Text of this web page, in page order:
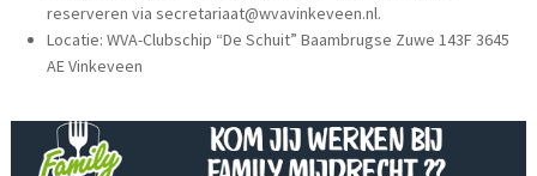
reserveren via secretariaat@wvavinkeveen.nl.
Locatie: WVA-Clubschip “De Schuit” Baambrugse Zuwe 143F 3645
AE Vinkeveen